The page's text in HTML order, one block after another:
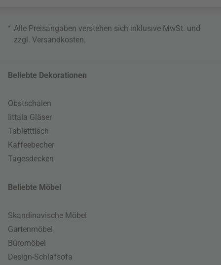
* Alle Preisangaben verstehen sich inklusive MwSt. und
zzgl. Versandkosten
Beliebte Dekorationen
Obstschalen
Iittala Gläser
Tabletttisch
Kaffeebecher
Tagesdecken
Beliebte Möbel
Skandinavische Möbel
Gartenmöbel
Büromöbel
Design-Schlafsofa